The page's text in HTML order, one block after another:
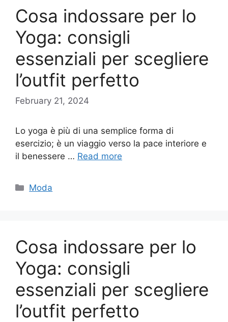
Cosa indossare per lo
Yoga: consigli
essenziali per scegliere
l’outfit perfetto
February 21, 2024
Lo yoga è più di una semplice forma di
esercizio; è un viaggio verso la pace interiore e
il benessere … Read more
Categories
Moda
Cosa indossare per lo
Yoga: consigli
essenziali per scegliere
l’outfit perfetto